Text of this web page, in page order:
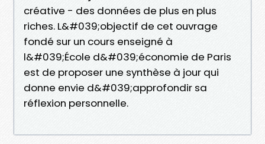
créative - des données de plus en plus
riches. L&#039;objectif de cet ouvrage
fondé sur un cours enseigné à
l&#039;École d&#039;économie de Paris
est de proposer une synthèse à jour qui
donne envie d&#039;approfondir sa
réflexion personnelle.